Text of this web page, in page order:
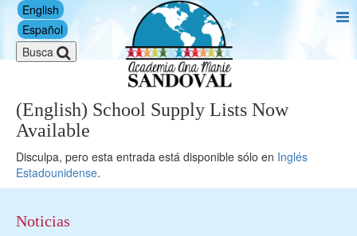
English
Español
Busca
(English) School Supply Lists Now
Available
Disculpa, pero esta entrada está disponible sólo en Inglés
Estadounidense.
Noticias